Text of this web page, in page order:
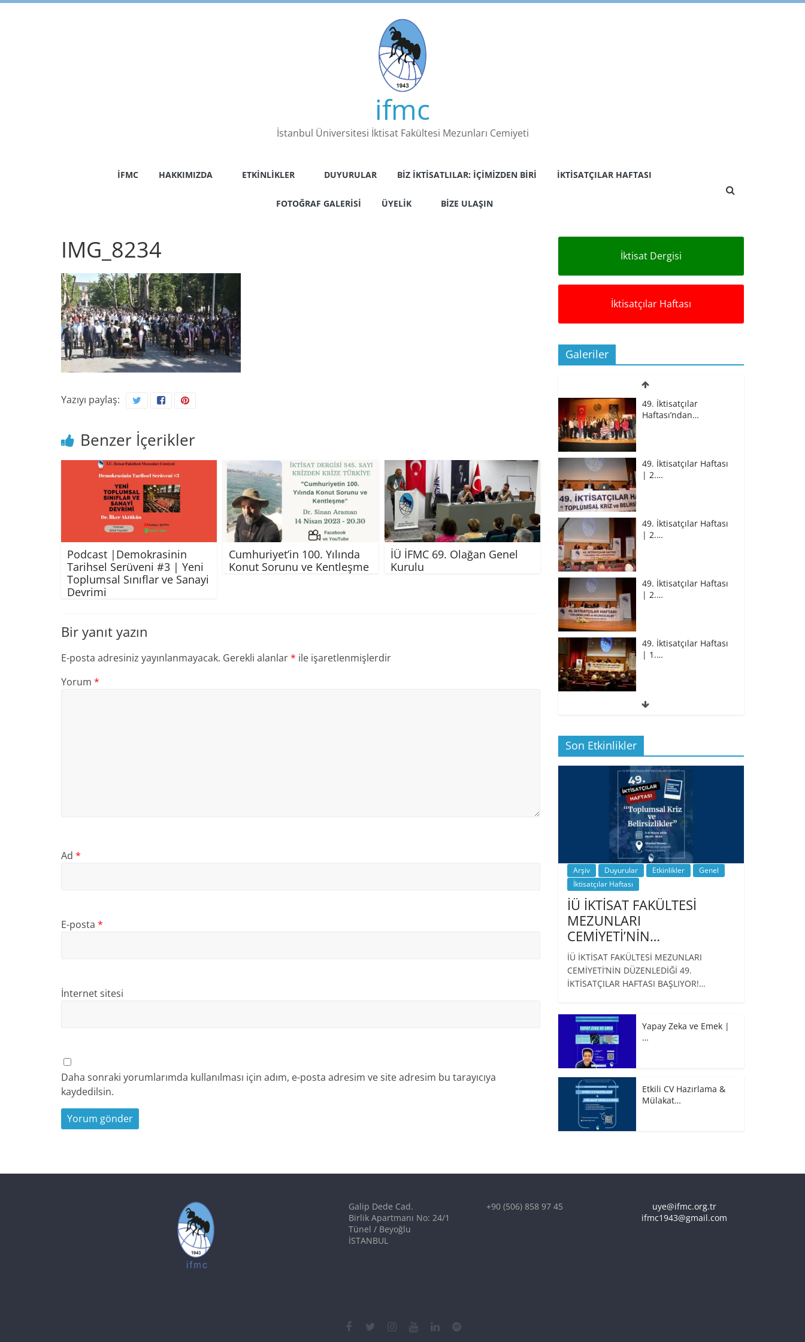
Skip
ifmc
İstanbul Üniversitesi İktisat Fakültesi Mezunları Cemiyeti
İFMC HAKKIMIZDA ETKINLIKLER DUYURULAR BIZ İKTISATLILAR: İÇIMIZDEN BIRI İKTISATÇILAR HAFTASI
FOTOĞRAF GALERISI ÜYELIK BIZE ULAŞIN
IMG_8234
Yazıyı paylaş:
Benzer İçerikler
Podcast |Demokrasinin
Tarihsel Serüveni #3 | Yeni
Toplumsal Sınıflar ve Sanayi
Devrimi
Cumhuriyet’in 100. Yılında
Konut Sorunu ve Kentleşme
İÜ İFMC 69. Olağan Genel
Kurulu
Bir yanıt yazın
E-posta adresiniz yayınlanmayacak. Gerekli alanlar* ile işaretlenmişlerdir
Yorum *
Ad *
E-posta *
İnternet sitesi
Daha sonraki yorumlarımda kullanılması için adım, e-posta adresim ve site adresim bu tarayıcıya
kaydedilsin.
İktisat Dergisi
İktisatçılar Haftası
Galeriler
49. İktisatçılar
Haftası’ndan…
49. İktisatçılar Haftası
| 2.…
49. İktisatçılar Haftası
| 2.…
49. İktisatçılar Haftası
| 2.…
49. İktisatçılar Haftası
| 1.…
49. İktisatçılar Haftası
BİZ İKTİSATLILAR:
İÇİMİZDEN BİRİ PROF.…
Son Etkinlikler
Arşiv Duyurular Etkinlikler
Genel
İktisatçılar Haftası
İÜ İKTİSAT FAKÜLTESİ
MEZUNLARI
CEMİYETİ’NİN…
İÜ İKTİSAT FAKÜLTESİ MEZUNLARI
CEMİYETİ’NİN DÜZENLEDİĞİ 49.
İKTİSATÇILAR HAFTASI BAŞLIYOR!…
Yapay Zeka ve Emek |
…
Etkili CV Hazırlama &
Mülakat…
Galip Dede Cad.
Birlik Apartmanı No: 24/1
Tünel / Beyoğlu
İSTANBUL
+90 (506) 858 97 45
uye@ifmc.org.tr
ifmc1943@gmail.com